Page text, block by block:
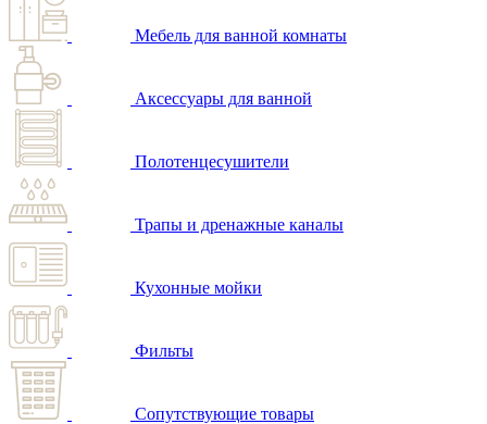
Мебель для ванной комнаты
Аксессуары для ванной
Полотенцесушители
Трапы и дренажные каналы
Кухонные мойки
Фильты
Сопутствующие товары